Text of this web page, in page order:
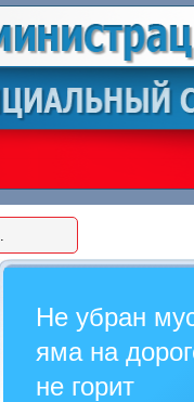
Не убран
яма на
не горит